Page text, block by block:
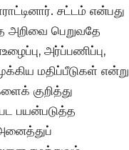
சட்டம் என்பது
அறிவை பெறுவதே
அர்ப்பணிப்பு,
மதிப்பீடுகள் என்று
குறித்து
பயன்படுத்த